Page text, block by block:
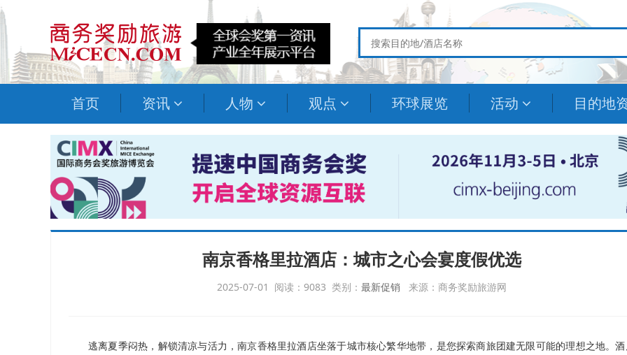
首页 资讯 人物 观点 环球展览 活动 目的地
南京香格里拉酒店：城市之心会宴度假优选
2025-07-01 阅读：9083 类别： 最新促销 来源：商务奖励旅游网
逃离夏季闷热，解锁清凉与活力，南京香格里拉酒店坐落于城市核心繁华地带，是您探索商旅团建无限可能的理想之地。